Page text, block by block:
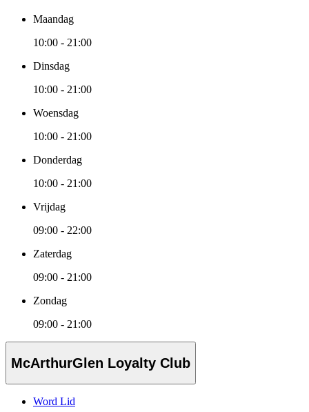
Maandag
10:00 - 21:00
Dinsdag
10:00 - 21:00
Woensdag
10:00 - 21:00
Donderdag
10:00 - 21:00
Vrijdag
09:00 - 22:00
Zaterdag
09:00 - 21:00
Zondag
09:00 - 21:00
McArthurGlen Loyalty Club
Word Lid